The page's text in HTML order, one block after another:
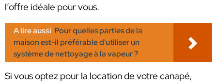
l’offre idéale pour vous.
A lire aussi Pour quelles parties de la
maison est-il préférable d'utiliser un
système de nettoyage à la vapeur ?
Si vous optez pour la location de votre canapé,